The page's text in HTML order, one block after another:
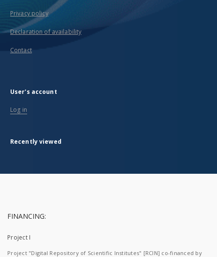
Privacy policy
Declaration of availability
Contact
User's account
Log in
Recently viewed
FINANCING:
Project I
Project "Digital Repository of Scientific Institutes" [RCIN] co-financed by